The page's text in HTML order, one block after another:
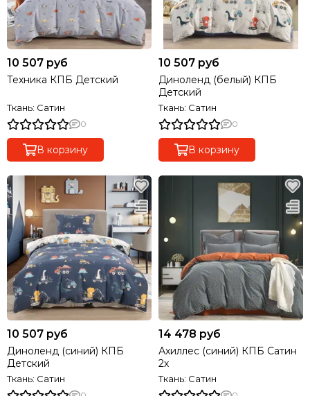
10 507 руб
Техника КПБ Детский
Ткань: Сатин
0
В корзину
10 507 руб
Диноленд (белый) КПБ
Детский
Ткань: Сатин
0
В корзину
10 507 руб
Диноленд (синий) КПБ
Детский
Ткань: Сатин
14 478 руб
Ахиллес (синий) КПБ Сатин
2х
Ткань: Сатин